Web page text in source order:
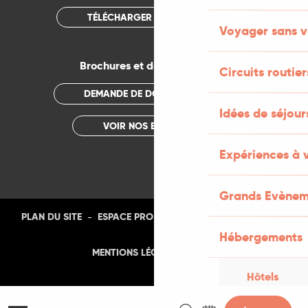
Voyager sans
Circuits
Idées de
Expériences à
Grands
Hébergements
Hôtels
Recherche
TÉLÉCHARGER L'APPLICATION
Brochures et documentations
DEMANDE DE DOCUMENTATION
VOIR NOS BROCHURES
PLAN DU SITE - ESPACE PRO - PHOTOTHÈQUE -
MENTIONS LÉGALES